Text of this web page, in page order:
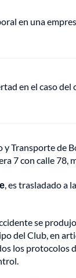
en una
en el caso
Transporte de
7 con calle 78,
, es trasladado a
se
del Club, en
los protocolos